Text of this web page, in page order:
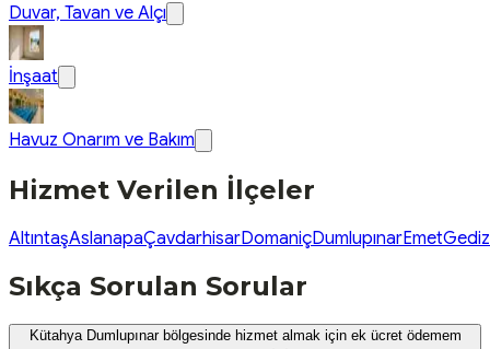
Duvar, Tavan ve Alçı
İnşaat
Havuz Onarım ve Bakım
Hizmet Verilen İlçeler
AltıntaşAslanapaÇavdarhisarDomaniçDumlupınarEmetGediz
Sıkça Sorulan Sorular
Kütahya Dumlupınar bölgesinde hizmet almak için ek ücret ödemem